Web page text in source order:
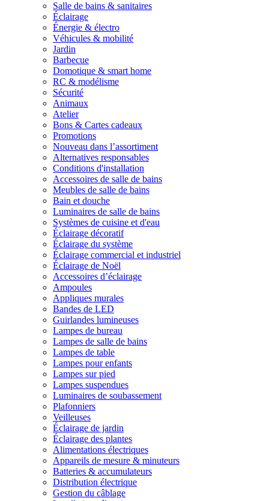
Salle de bains & sanitaires
Éclairage
Énergie & électro
Véhicules & mobilité
Jardin
Barbecue
Domotique & smart home
RC & modélisme
Sécurité
Animaux
Atelier
Bons & Cartes cadeaux
Promotions
Nouveau dans l’assortiment
Alternatives responsables
Conditions d'installation
Accessoires de salle de bains
Meubles de salle de bains
Bain et douche
Luminaires de salle de bains
Systèmes de cuisine et d'eau
Éclairage décoratif
Éclairage du système
Éclairage commercial et industriel
Éclairage de Noël
Accessoires d’éclairage
Ampoules
Appliques murales
Bandes de LED
Guirlandes lumineuses
Lampes de bureau
Lampes de salle de bains
Lampes de table
Lampes pour enfants
Lampes sur pied
Lampes suspendues
Luminaires de soubassement
Plafonniers
Veilleuses
Éclairage de jardin
Éclairage des plantes
Alimentations électriques
Appareils de mesure & minuteurs
Batteries & accumulateurs
Distribution électrique
Gestion du câblage